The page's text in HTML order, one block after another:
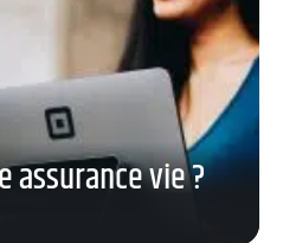
assurance vie ?